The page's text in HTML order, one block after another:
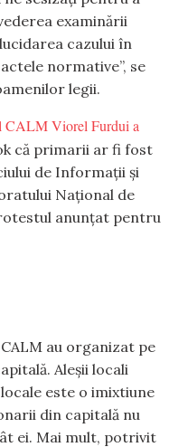
examinării
cazului în
normative”, se
legii.
CALM Viorel Furdui a
că primarii ar fi fost
de Informații și
Național de
anunțat pentru
au organizat pe
Aleșii locali
este o imixtiune
din capitală nu
ei. Mai mult, potrivit